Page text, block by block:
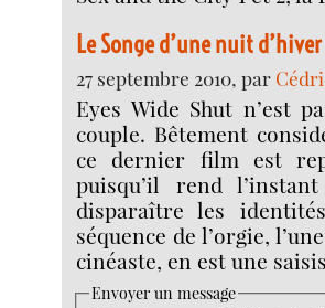
Le Songe d’une nuit
27 septembre 2010, par
Eyes Wide Shut n’est
couple. Bêtement
ce dernier film est
puisqu’il rend
disparaître les
séquence de l’orgie,
cinéaste, en est une
Envoyer un message